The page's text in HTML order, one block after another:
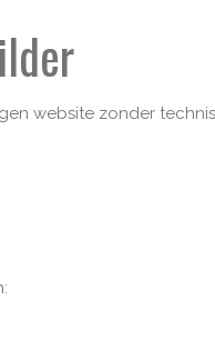
website zonder